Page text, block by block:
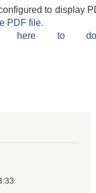
to display
PDF file.
here to